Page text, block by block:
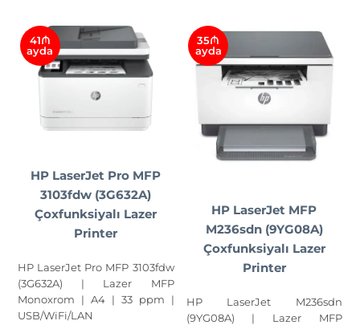
41₼
ayda
HP LaserJet Pro MFP
3103fdw (3G632A)
Çoxfunksiyalı Lazer
Printer
HP LaserJet Pro MFP 3103fdw
(3G632A) | Lazer MFP
Monoxrom | A4 | 33 ppm |
USB/WiFi/LAN
35₼
ayda
HP LaserJet MFP
M236sdn (9YG08A)
Çoxfunksiyalı Lazer
Printer
HP LaserJet M236sdn
(9YG08A) | Lazer MFP